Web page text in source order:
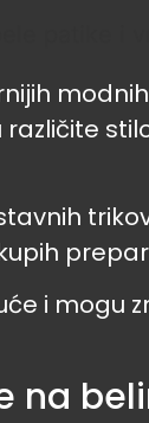
i mogu
na